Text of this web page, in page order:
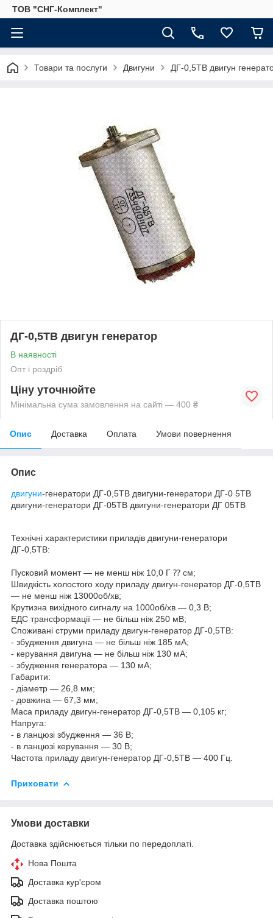
ТОВ "СНГ-Комплект"
Товари та послуги Двигуни ДГ-0,5ТВ двигун
ДГ-0,5ТВ двигун генератор
В наявності
Опт і роздріб
Ціну уточнюйте
Мінімальна сума замовлення на сайті — 400 ₴
Опис Доставка Оплата Умови повернення
Опис
двигуни-генератори ДГ-0,5ТВ двигуни-генератори ДГ-0 5ТВ
двигуни-генератори ДГ-05ТВ двигуни-генератори ДГ 05ТВ
Технічні характеристики приладів двигуни-генератори
ДГ-0,5ТВ:
Пусковий момент — не менш ніж 10,0 Г ⁇ см;
Швидкість холостого ходу приладу двигун-генератор ДГ-0,5ТВ
— не менш ніж 13000об/хв;
Крутизна вихідного сигналу на 1000об/хв — 0,3 В;
ЕДС трансформації — не більш ніж 250 мВ;
Споживані струми приладу двигун-генератор ДГ-0,5ТВ:
- збудження двигуна — не більш ніж 185 мА;
- керування двигуна — не більш ніж 130 мА;
- збудження генератора — 130 мА;
Габарити:
- діаметр — 26,8 мм;
- довжина — 67,3 мм;
Маса приладу двигун-генератор ДГ-0,5ТВ — 0,105 кг;
Напруга:
- в ланцюзі збудження — 36 В;
- в ланцюзі керування — 30 В;
Частота приладу двигун-генератор ДГ-0,5ТВ — 400 Гц.
Приховати
Умови доставки
Доставка здійснюється тільки по передоплаті.
Нова Пошта
Доставка кур'єром
Доставка поштою